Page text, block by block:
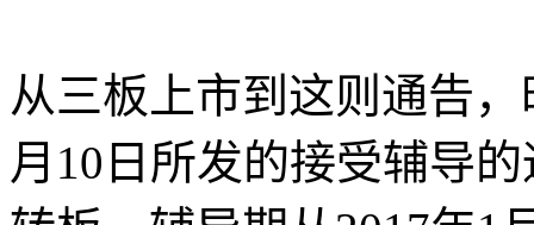
从三板上市到这则通告
月10日所发的接受辅导